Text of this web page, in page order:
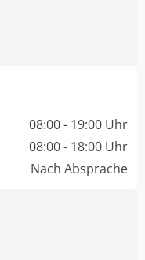
08:00 - 19:00 Uhr
08:00 - 18:00 Uhr
Nach Absprache